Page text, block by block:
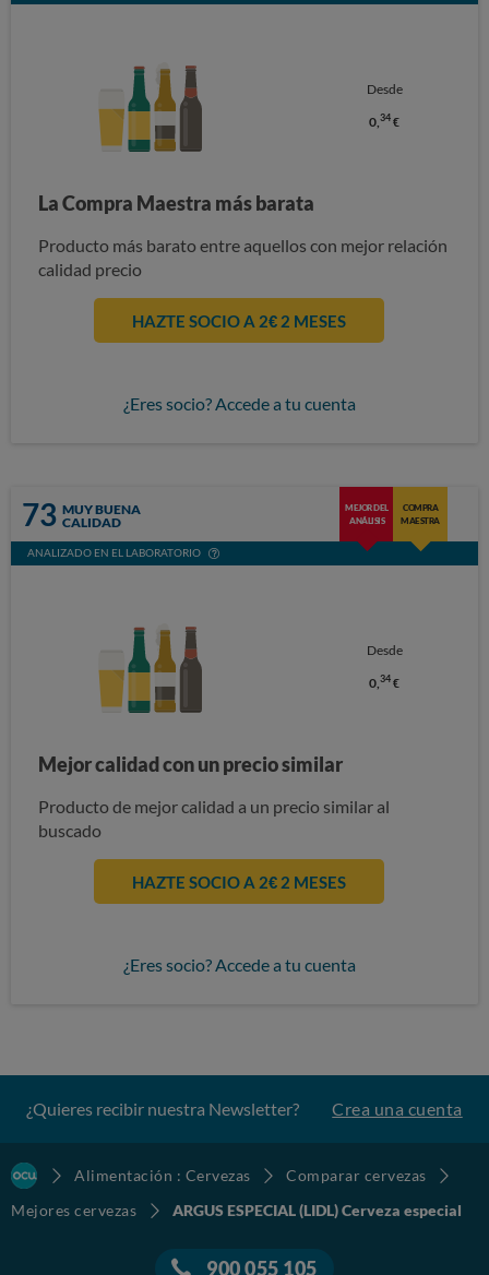
Desde
0,34 €
La Compra Maestra más barata
Producto más barato entre aquellos con mejor relación
calidad precio
HAZTE SOCIO A 2€ 2 MESES
¿Eres socio? Accede a tu cuenta
73 MUY BUENA
CALIDAD
MEJOR DEL
ANÁLISIS
COMPRA
MAESTRA
ANALIZADO EN EL LABORATORIO
Desde
0,34 €
Mejor calidad con un precio similar
Producto de mejor calidad a un precio similar al
buscado
HAZTE SOCIO A 2€ 2 MESES
¿Eres socio? Accede a tu cuenta
¿Quieres recibir nuestra Newsletter? Crea una cuenta
Alimentación : Cervezas
Comparar cervezas
Mejores cervezas
ARGUS ESPECIAL (LIDL) Cerveza especial
900 055 105